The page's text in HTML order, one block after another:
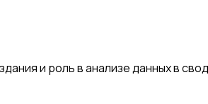
и роль в анализе данных в